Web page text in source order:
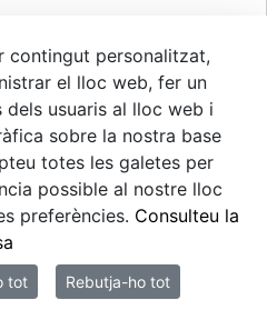
contingut personalitzat,
el lloc web, fer un
usuaris al lloc web i
sobre la nostra base
totes les galetes per
possible al nostre lloc
preferències. Consulteu la
tot Rebutja-ho tot